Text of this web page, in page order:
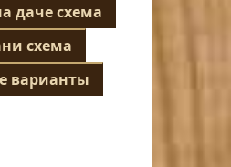
даче схема
схема
варианты